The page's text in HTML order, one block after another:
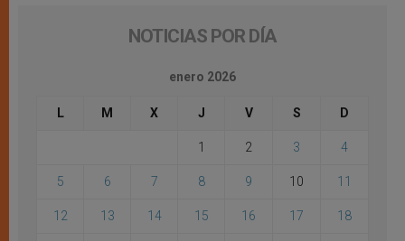
NOTICIAS POR DÍA
enero 2026
L M X J V S D
1 2 3 4
5 6 7 8 9 10 11
12 13 14 15 16 17 18